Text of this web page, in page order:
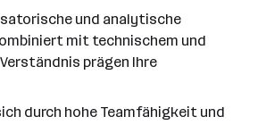
und analytische
mit technischem und
prägen Ihre
durch hohe Teamfähigkeit und